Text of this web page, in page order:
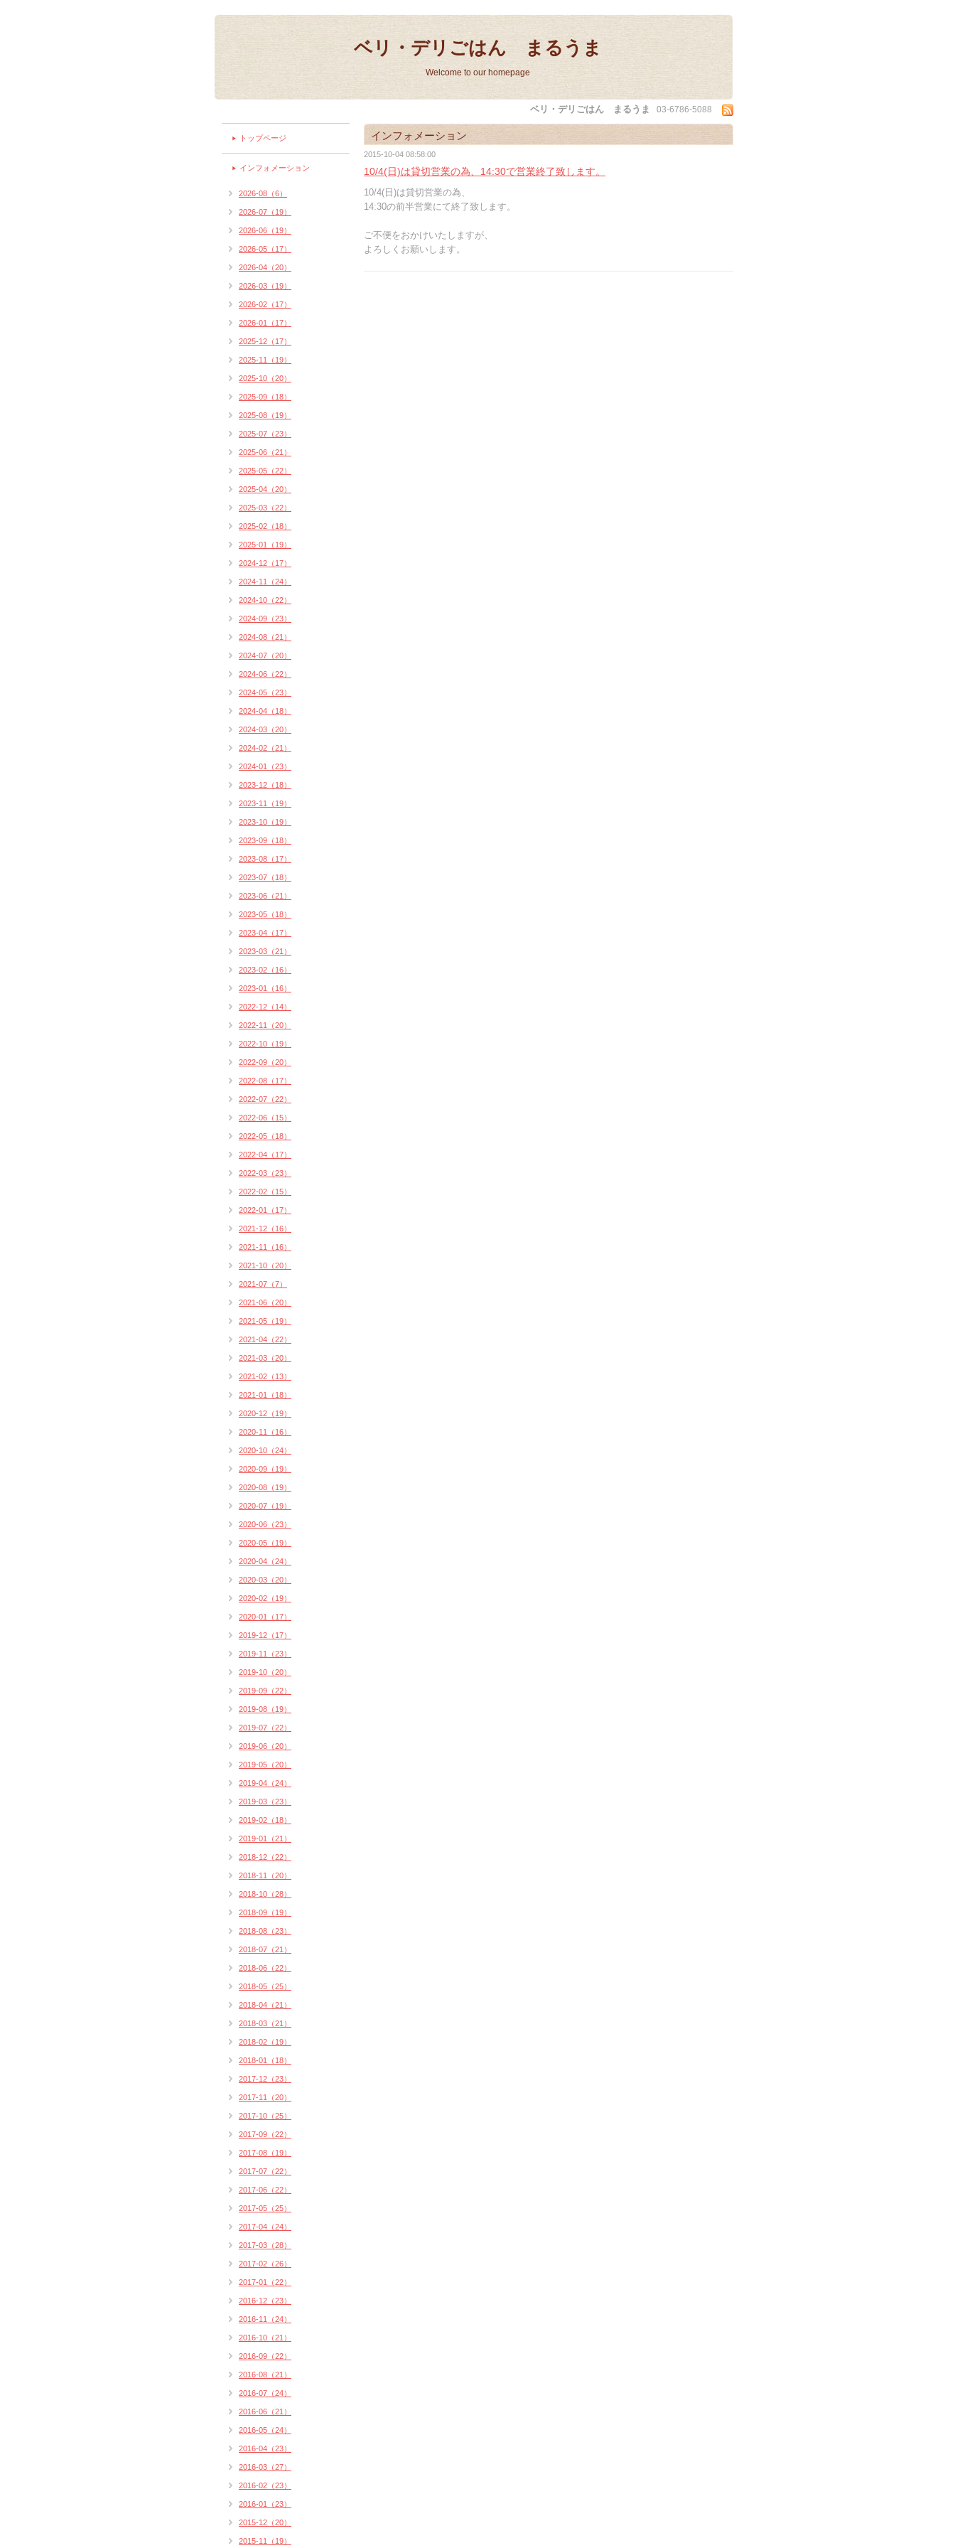
ベリ・デリごはん まるうま
Welcome to our homepage
ベリ・デリごはん まるうま 03-6786-5088
インフォメーション
2015-10-04 08:58:00
10/4(日)は貸切営業の為、14:30で営業終了致します。
10/4(日)は貸切営業の為、
14:30の前半営業にて終了致します。
ご不便をおかけいたしますが、
よろしくお願いします。
トップページ
インフォメーション
2026-08（6）
2026-07（19）
2026-06（19）
2026-05（17）
2026-04（20）
2026-03（19）
2026-02（17）
2026-01（17）
2025-12（17）
2025-11（19）
2025-10（20）
2025-09（18）
2025-08（19）
2025-07（23）
2025-06（21）
2025-05（22）
2025-04（20）
2025-03（22）
2025-02（18）
2025-01（19）
2024-12（17）
2024-11（24）
2024-10（22）
2024-09（23）
2024-08（21）
2024-07（20）
2024-06（22）
2024-05（23）
2024-04（18）
2024-03（20）
2024-02（21）
2024-01（23）
2023-12（18）
2023-11（19）
2023-10（19）
2023-09（18）
2023-08（17）
2023-07（18）
2023-06（21）
2023-05（18）
2023-04（17）
2023-03（21）
2023-02（16）
2023-01（16）
2022-12（14）
2022-11（20）
2022-10（19）
2022-09（20）
2022-08（17）
2022-07（22）
2022-06（15）
2022-05（18）
2022-04（17）
2022-03（23）
2022-02（15）
2022-01（17）
2021-12（16）
2021-11（16）
2021-10（20）
2021-07（7）
2021-06（20）
2021-05（19）
2021-04（22）
2021-03（20）
2021-02（13）
2021-01（18）
2020-12（19）
2020-11（16）
2020-10（24）
2020-09（19）
2020-08（19）
2020-07（19）
2020-06（23）
2020-05（19）
2020-04（24）
2020-03（20）
2020-02（19）
2020-01（17）
2019-12（17）
2019-11（23）
2019-10（20）
2019-09（22）
2019-08（19）
2019-07（22）
2019-06（20）
2019-05（20）
2019-04（24）
2019-03（23）
2019-02（18）
2019-01（21）
2018-12（22）
2018-11（20）
2018-10（28）
2018-09（19）
2018-08（23）
2018-07（21）
2018-06（22）
2018-05（25）
2018-04（21）
2018-03（21）
2018-02（19）
2018-01（18）
2017-12（23）
2017-11（20）
2017-10（25）
2017-09（22）
2017-08（19）
2017-07（22）
2017-06（22）
2017-05（25）
2017-04（24）
2017-03（28）
2017-02（26）
2017-01（22）
2016-12（23）
2016-11（24）
2016-10（21）
2016-09（22）
2016-08（21）
2016-07（24）
2016-06（21）
2016-05（24）
2016-04（23）
2016-03（27）
2016-02（23）
2016-01（23）
2015-12（20）
2015-11（19）